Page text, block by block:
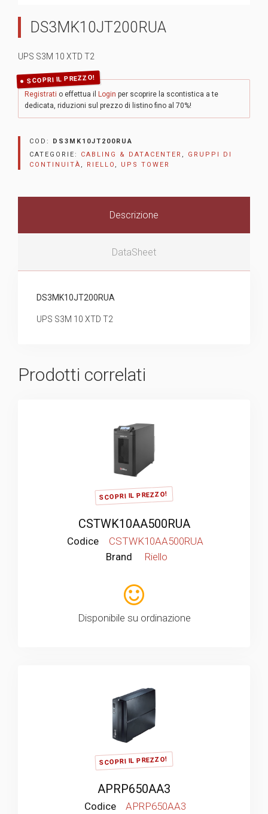
DS3MK10JT200RUA
UPS S3M 10 XTD T2
SCOPRI IL PREZZO!
Registrati o effettua il Login per scoprire la scontistica a te
dedicata, riduzioni sul prezzo di listino fino al 70%!
COD:
DS3MK10JT200RUA
CATEGORIE: CABLING & DATACENTER , GRUPPI DI
CONTINUITÀ , RIELLO , UPS TOWER
Descrizione
DataSheet
DS3MK10JT200RUA
UPS S3M 10 XTD T2
Prodotti correlati
SCOPRI IL PREZZO!
CSTWK10AA500RUA
Codice
CSTWK10AA500RUA
Brand
Riello
Disponibile su ordinazione
SCOPRI IL PREZZO!
APRP650AA3
Codice
APRP650AA3